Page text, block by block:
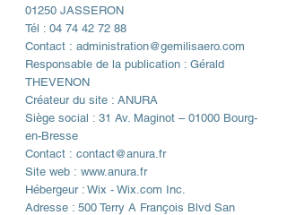
01250 JASSERON
Tél : 04 74 42 72 88
Contact : administration@gemilisaero.com
Responsable de la publication : Gérald
THEVENON
Créateur du site : ANURA
Siège social : 31 Av. Maginot – 01000 Bourg-
en-Bresse
Contact : contact@anura.fr
Site web : www.anura.fr
Hébergeur : Wix - Wix.com Inc.
Adresse : 500 Terry A François Blvd San